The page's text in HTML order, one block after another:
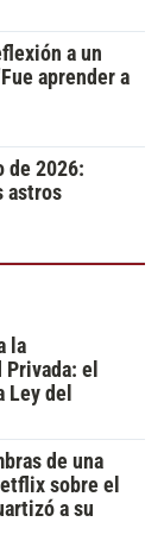
a un
aprender a
de 2026:
astros
la
el
del
de una
sobre el
a su